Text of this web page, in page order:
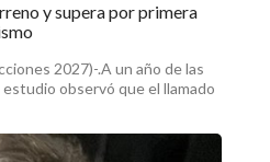
y supera por primera
2027)-.A un año de las
observó que el llamado